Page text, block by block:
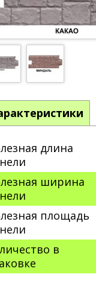
длина
ширина
площадь
в